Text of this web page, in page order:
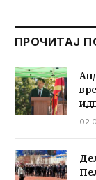
ПРОЧИТАЈ